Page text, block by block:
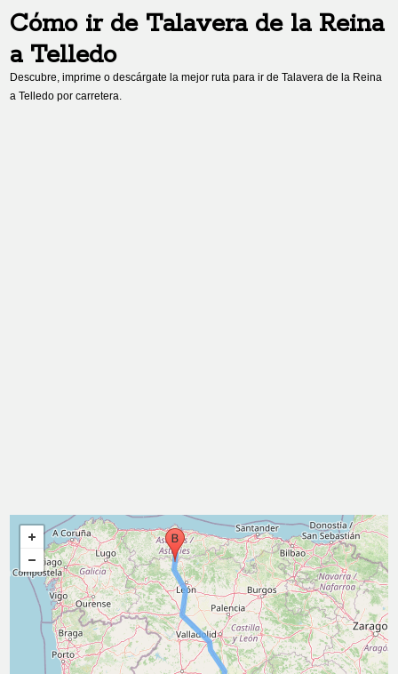
Cómo ir de Talavera de la Reina
a Telledo
Descubre, imprime o descárgate la mejor ruta para ir deTalavera de la Reina
aTelledo por carretera.